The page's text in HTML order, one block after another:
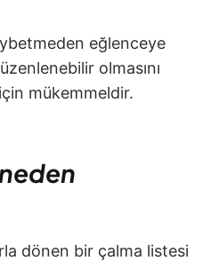
eğlenceye
olmasını
mükemmeldir.
dönen bir çalma listesi